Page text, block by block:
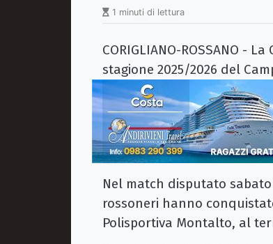
1 minuti di lettura
CORIGLIANO-ROSSANO -
stagione 2025/2026 del
Nel match disputato sabato
rossoneri hanno
Polisportiva Montalto, al